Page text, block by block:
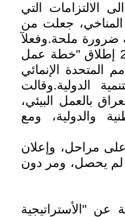
الالتزامات التي
المناخي، جعلت من
ضرورة ملحة.وفعلآ
أُعلنت وزارة البيئة في 18/10 /2022 إطلاق "خطة عمل
المتحدة الإنمائي
الدولية.وقالت
بالعمل البيئي،
والدولية، ومع
مراحل، وإعلان
لم يحصل، ومر دون
عن "الأستراتيجية